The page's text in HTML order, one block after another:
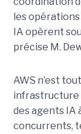
les opérations
IA opèrent
précise M.
AWS n’est
infrastructure
des agents IA
concurrents,